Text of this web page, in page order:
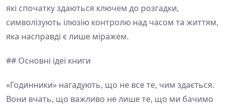
які спочатку здаються ключем до розгадки,
символізують ілюзію контролю над часом та життям,
яка насправді є лише міражем.
## Основні ідеї книги
«Годинники» нагадують, що не все те, чим здається.
Вони вчать, що важливо не лише те, що ми бачимо